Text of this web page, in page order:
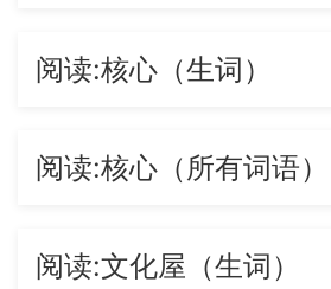
阅读:核心（生词）
阅读:核心（所有词语）
阅读:文化屋（生词）